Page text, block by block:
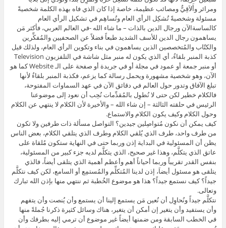
ومرائر وأَلاَقِيٌّ ومصائب عظيمة، خاصة إذا كان الذي فاه بهذه الكلمة شخصيةً
مسئولة وشخصيةً تُشكِل الرأي العام وتُساهِم في تشكيل الرأي العام
كالساسةالآن ورجال الدين بالذات – ما شاء الله -في العالم العربي، فأكثر مَن
يساهمون رجال الدين للأسف الشديد طبعاً فضلاً عن الصحفيين والمُفكِّرين
والكتّاب والمُتخصصين الذين يساهمون في بناء وتكوين الرأي العام، ولذلك قيل
كذبة المنبر بلقاءُ، أي الذي يكون له منبر مثل شاشة في التلفزيون Television
أو منبر جمعة أو عمود في مجلة أو في جريدة أو صفحة على الـ Website كما هو
الآن، وهو شخصية مشهورة ويحمل رسالة كما يزعم، فكذبة المنبر بلقاءُ لأنها
تبلغ الآفاق وتدور حول العالم في دقائق الآن في عهد السماوات المفتوحة،
فالكلام خطير لكن حتى لا نُطوِل بالمُقدِّمات نُحِب أن نعود إلى موضوعنا
الرئيس في حلقته الثالثة – إن شاء الله – والأخيرة لأن الكلام لا ينتهي عن الكلام
وحول الكلام وكيف يكون الكلام والاستماع.
كيف يمكن أن نكون مُتواصِلين جيدين؟ التواصل مسألة ذات طرفين ولا تكون
من طرف واحد، طرف الذي يُلقي الكلام وطرف الذي يتلقي الكلام، بعض الناس
يظن أن المسئولية في البداية إذن وربما حتى في النهاية ستكون مُلقاة على
عاتق الذي يتكلَّم، وهذا غير صحيح، الذي يتكلَّم لديه جزء كبير من المسئولية،
بنفس القدر تقريباً وربما أحياناً أهم وأعظم أهمية الذي يتلقى أيضاً، فالذي
يتلقى هو مسئول أيضاَ، إذن لدينا المُتكلِّم والمُستمِع أو السامع، لكن كيف نتكلَّم
جيداً؟ كيف نستمع جيداً؟ هذا هو موضوع الخُطبة ثم ننتهي منها بإذن الله تبارك
وتعالى.
نتكلَّم جيداً ونُحاوِل أن نُعين مَن يستمع إلينا أن يستمع وأن يُنصت وأن يتفهم
وأن يستفيد وأن يتغير إن أمكن أن يتغير، هناك وسائل كثيرة ذكرنا جُملةً منها
في الخطب السابقة ومن ضمنها أيضاً غير موضوع أن ترمي إليه بطرفك وأن